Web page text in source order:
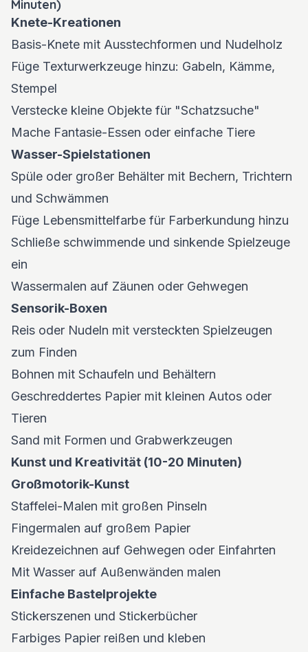
Minuten)
Knete-Kreationen
Basis-Knete mit Ausstechformen und Nudelholz
Füge Texturwerkzeuge hinzu: Gabeln, Kämme,
Stempel
Verstecke kleine Objekte für "Schatzsuche"
Mache Fantasie-Essen oder einfache Tiere
Wasser-Spielstationen
Spüle oder großer Behälter mit Bechern, Trichtern
und Schwämmen
Füge Lebensmittelfarbe für Farberkundung hinzu
Schließe schwimmende und sinkende Spielzeuge
ein
Wassermalen auf Zäunen oder Gehwegen
Sensorik-Boxen
Reis oder Nudeln mit versteckten Spielzeugen
zum Finden
Bohnen mit Schaufeln und Behältern
Geschreddertes Papier mit kleinen Autos oder
Tieren
Sand mit Formen und Grabwerkzeugen
Kunst und Kreativität (10-20 Minuten)
Großmotorik-Kunst
Staffelei-Malen mit großen Pinseln
Fingermalen auf großem Papier
Kreidezeichnen auf Gehwegen oder Einfahrten
Mit Wasser auf Außenwänden malen
Einfache Bastelprojekte
Stickerszenen und Stickerbücher
Farbiges Papier reißen und kleben